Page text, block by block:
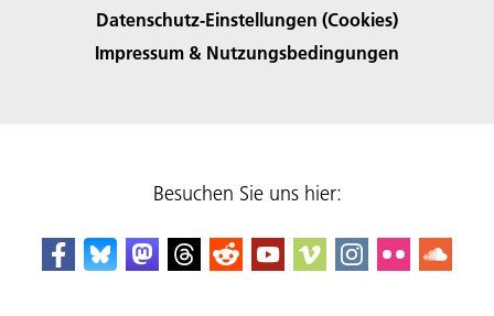
Datenschutz-Einstellungen (Cookies)
Impressum & Nutzungsbedingungen
Besuchen Sie uns hier: